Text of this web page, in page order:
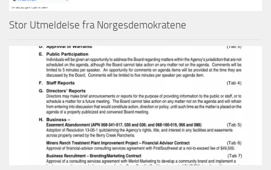
Stor Utmeldelse fra Norgesdemokratene